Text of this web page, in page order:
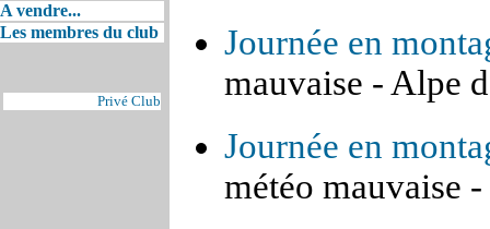
A vendre...
Les membres du club
Privé Club
Journée en
mauvaise - Alpe
Journée en
météo mauvaise